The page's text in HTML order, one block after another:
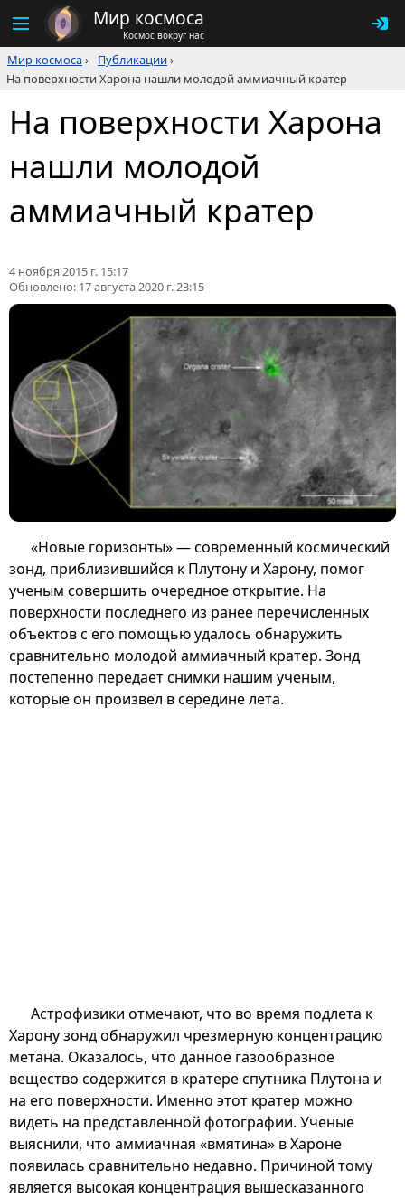
Мир космоса
Космос вокруг нас
Мир космоса› Публикации›
На поверхности Харона нашли молодой аммиачный кратер
На поверхности Харона
нашли молодой
аммиачный кратер
4 ноября 2015 г. 15:17
Обновлено: 17 августа 2020 г. 23:15
«Новые горизонты» — современный космический
зонд, приблизившийся к Плутону и Харону, помог
ученым совершить очередное открытие. На
поверхности последнего из ранее перечисленных
объектов с его помощью удалось обнаружить
сравнительно молодой аммиачный кратер. Зонд
постепенно передает снимки нашим ученым,
которые он произвел в середине лета.
Астрофизики отмечают, что во время подлета к
Харону зонд обнаружил чрезмерную концентрацию
метана. Оказалось, что данное газообразное
вещество содержится в кратере спутника Плутона и
на его поверхности. Именно этот кратер можно
видеть на представленной фотографии. Ученые
выяснили, что аммиачная «вмятина» в Хароне
появилась сравнительно недавно. Причиной тому
является высокая концентрация вышесказанного